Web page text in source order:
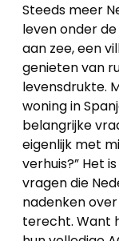
Steeds meer
leven onder
aan zee, een
genieten van
levensdrukte.
woning in
belangrijke
eigenlijk met
verhuis?” Het
vragen die
nadenken
terecht. Want